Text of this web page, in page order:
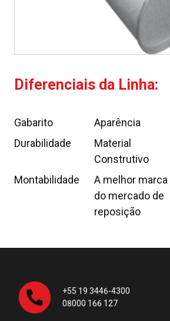
Diferenciais da Linha:
Gabarito Aparência
Durabilidade
Material
Construtivo
Montabilidade
A melhor marca
do mercado de
reposição
+55 19 3446-4300
08000 166 127